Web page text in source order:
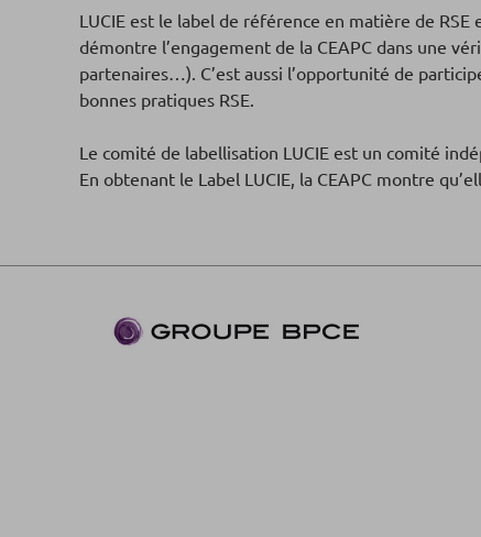
LUCIE est le label de référence en matière de
démontre l’engagement de la CEAPC dans une
partenaires…). C’est aussi l’opportunité de
bonnes pratiques RSE.
Le comité de labellisation LUCIE est un comité
En obtenant le Label LUCIE, la CEAPC montre